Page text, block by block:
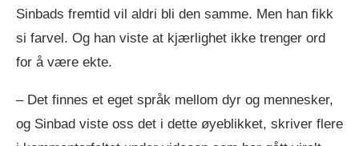
Sinbads fremtid vil aldri bli den samme. Men han fikk
si farvel. Og han viste at kjærlighet ikke trenger ord
for å være ekte.
– Det finnes et eget språk mellom dyr og mennesker,
og Sinbad viste oss det i dette øyeblikket, skriver flere